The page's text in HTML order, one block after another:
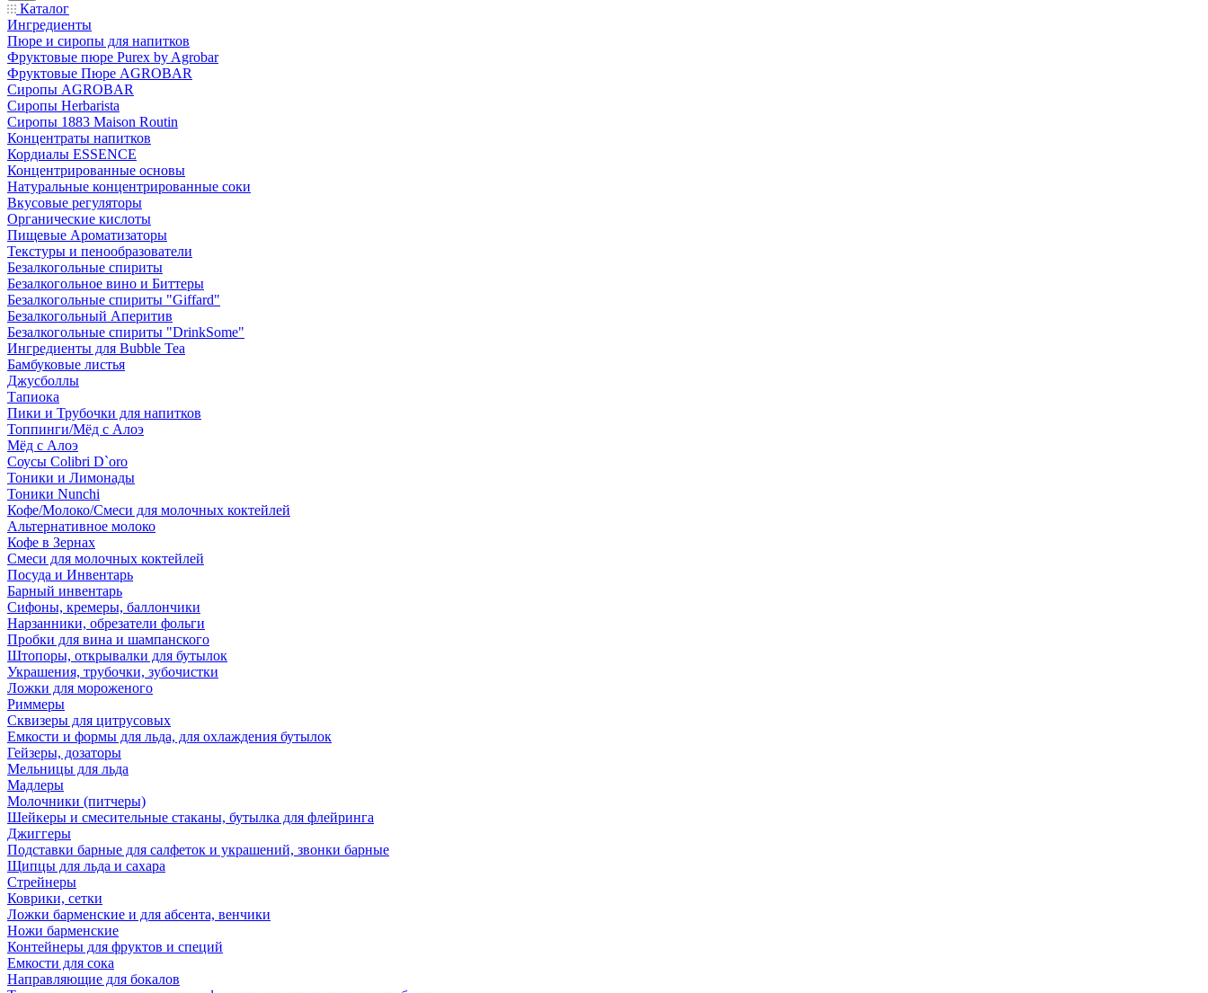
Каталог
Ингредиенты
Пюре и сиропы для напитков
Фруктовые пюре Purex by Agrobar
Фруктовые Пюре AGROBAR
Сиропы AGROBAR
Сиропы Herbarista
Сиропы 1883 Maison Routin
Концентраты напитков
Кордиалы ESSENCE
Концентрированные основы
Натуральные концентрированные соки
Вкусовые регуляторы
Органические кислоты
Пищевые Ароматизаторы
Текстуры и пенообразователи
Безалкогольные спириты
Безалкогольное вино и Биттеры
Безалкогольные спириты "Giffard"
Безалкогольный Аперитив
Безалкогольные спириты "DrinkSome"
Ингредиенты для Bubble Tea
Бамбуковые листья
Джусболлы
Тапиока
Пики и Трубочки для напитков
Топпинги/Мёд с Алоэ
Мёд с Алоэ
Соусы Colibri D`oro
Тоники и Лимонады
Тоники Nunchi
Кофе/Молоко/Смеси для молочных коктейлей
Альтернативное молоко
Кофе в Зернах
Смеси для молочных коктейлей
Посуда и Инвентарь
Барный инвентарь
Сифоны, кремеры, баллончики
Нарзанники, обрезатели фольги
Пробки для вина и шампанского
Штопоры, открывалки для бутылок
Украшения, трубочки, зубочистки
Ложки для мороженого
Риммеры
Сквизеры для цитрусовых
Емкости и формы для льда, для охлаждения бутылок
Гейзеры, дозаторы
Мельницы для льда
Мадлеры
Молочники (питчеры)
Шейкеры и смесительные стаканы, бутылка для флейринга
Джиггеры
Подставки барные для салфеток и украшений, звонки барные
Щипцы для льда и сахара
Стрейнеры
Коврики, сетки
Ложки барменские и для абсента, венчики
Ножи барменские
Контейнеры для фруктов и специй
Емкости для сока
Направляющие для бокалов